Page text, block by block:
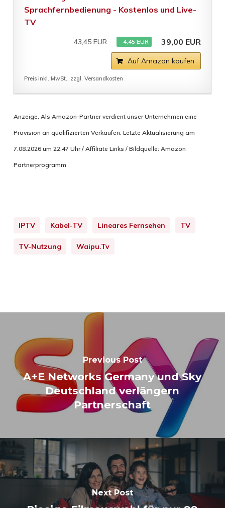
Sprachfernbedienung - Kostenlos und Live-
TV
43,45 EUR −4,45 EUR 39,00 EUR
Auf Amazon kaufen
Preis inkl. MwSt., zzgl. Versandkosten
Anzeige. Als Amazon-Partner verdient unser Unternehmen eine
Provision an qualifizierten Verkäufen. Letzte Aktualisierung am
7.08.2026 um 22:47 Uhr / Affiliate Links / Bildquelle: Amazon
Partnerprogramm
IPTV Kabel-TV Lineares Fernsehen TV
TV-Nutzung Waipu.tv
Previous Post
A+E Networks Germany und Sky
Deutschland verlängern
Partnerschaft
Next Post